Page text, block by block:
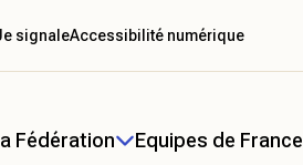
Fédération Equipes de France
signaleAccessibilité numérique